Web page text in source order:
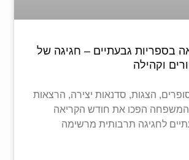
בספריות גבעתיים – חגיגה של
וקהילה
הצגות, סדנאות יצירה, הרצאות
המשפחה הפכו את חודש הקריאה
לחגיגה תרבותית מרשימה